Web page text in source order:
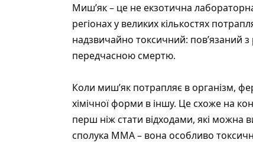
Миш’як – це не екзотична
регіонах у великих кількостях
надзвичайно токсичний: пов’язаний
передчасною смертю.
Коли миш’як потрапляє в організм,
хімічної форми в іншу. Це схоже на
перш ніж стати відходами, які можна
сполука MMA – вона особливо